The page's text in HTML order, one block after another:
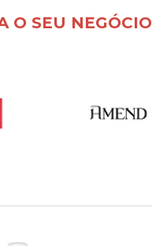
O SEU NEGÓCIO